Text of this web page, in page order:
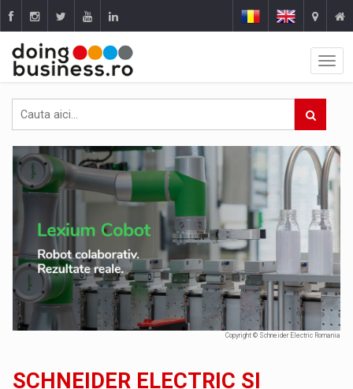
Copyright © Schneider Electric Romania
SCHNEIDER ELECTRIC SI